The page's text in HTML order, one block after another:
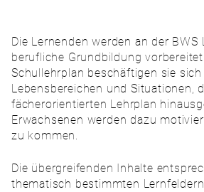
Die Lernenden werden an der
berufliche Grundbildung
Schullehrplan beschäftigen sie
Lebensbereichen und Situationen,
fächerorientierten Lehrplan
Erwachsenen werden dazu
zu kommen.
Die übergreifenden Inhalte
thematisch bestimmten